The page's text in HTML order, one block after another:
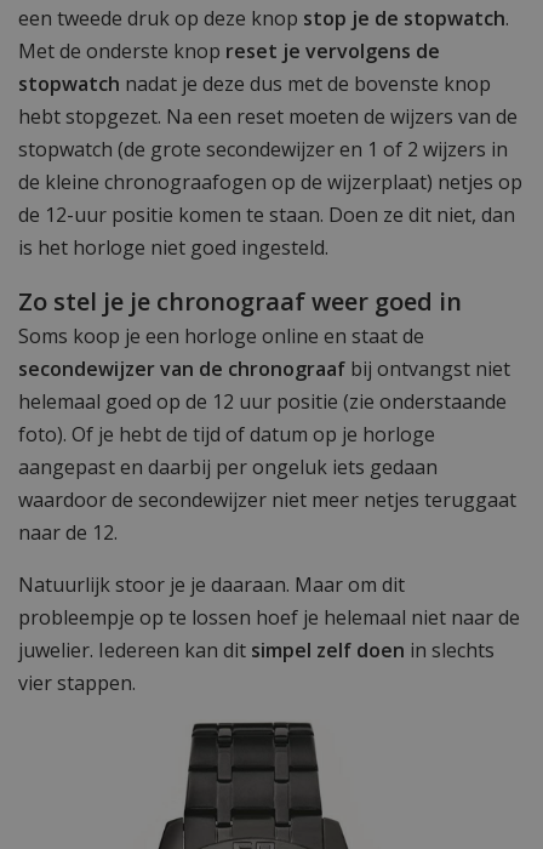
een tweede druk op deze knop stop je de stopwatch.
Met de onderste knop reset je vervolgens de
stopwatch nadat je deze dus met de bovenste knop
hebt stopgezet. Na een reset moeten de wijzers van de
stopwatch (de grote secondewijzer en 1 of 2 wijzers in
de kleine chronograafogen op de wijzerplaat) netjes op
de 12-uur positie komen te staan. Doen ze dit niet, dan
is het horloge niet goed ingesteld.
Zo stel je je chronograaf weer goed in
Soms koop je een horloge online en staat de
secondewijzer van de chronograaf bij ontvangst niet
helemaal goed op de 12 uur positie (zie onderstaande
foto). Of je hebt de tijd of datum op je horloge
aangepast en daarbij per ongeluk iets gedaan
waardoor de secondewijzer niet meer netjes teruggaat
naar de 12.
Natuurlijk stoor je je daaraan. Maar om dit
probleempje op te lossen hoef je helemaal niet naar de
juwelier. Iedereen kan dit simpel zelf doen in slechts
vier stappen.